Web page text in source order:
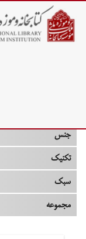
جنس
تکنیک
سبک
مجموعه